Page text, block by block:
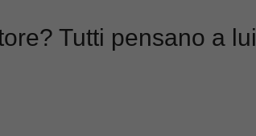
Tutti pensano a lui